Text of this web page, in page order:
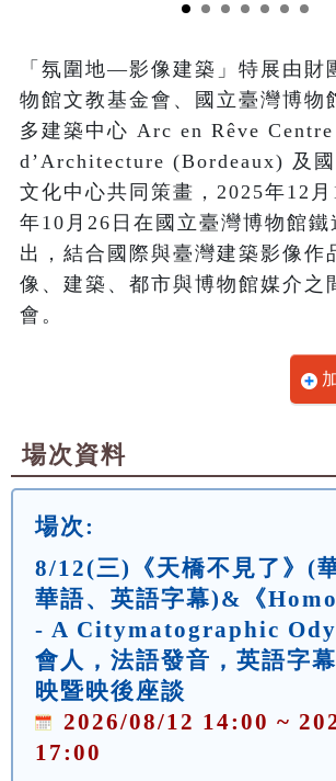
「氛圍地—影像建築」特展由財
物館文教基金會、國立臺灣博物
多建築中心 Arc en Rêve Centre
d’Architecture (Bordeaux) 及
文化中心共同策畫，2025年12
年10月26日在國立臺灣博物館鐵
出，結合國際與臺灣建築影像作
像、建築、都市與博物館媒介之
會。
場次資料
場次:
8/12(三)《天橋不見了》(
華語、英語字幕)&《
- A Citymatographic
會人，法語發音，英語字
映暨映後座談
2026/08/12 14:00 ~
17:00